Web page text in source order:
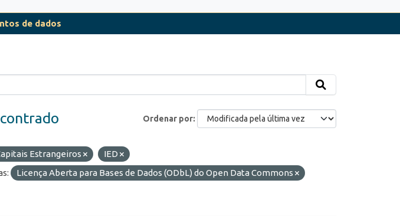
de dados
Ordenar por
Estrangeiros
IED
Licença Aberta para Bases de Dados (ODbL) do Open Data Commons